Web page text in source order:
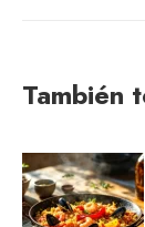
También